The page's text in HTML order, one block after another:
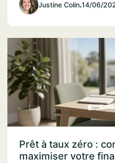
Justine Colin.14/06/
Prêt à taux zéro :
maximiser votre